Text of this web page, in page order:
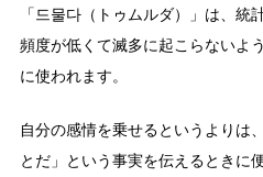
「드물다（トゥムルダ）」は、統
頻度が低くて滅多に起こらないよ
に使われます。
自分の感情を乗せるというよりは
とだ」という事実を伝えるときに